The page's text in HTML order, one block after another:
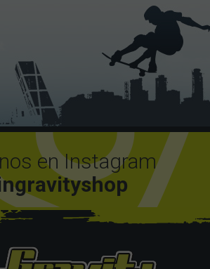
en Instagram